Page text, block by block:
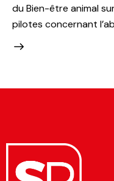
du Bien-être animal
pilotes concernant